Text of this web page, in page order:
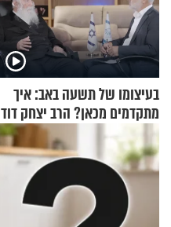
בעיצומו של תשעה באב: איך
מתקדמים מכאן? הרב יצחק דוד
גרוסמן בשיחה מיוחדת